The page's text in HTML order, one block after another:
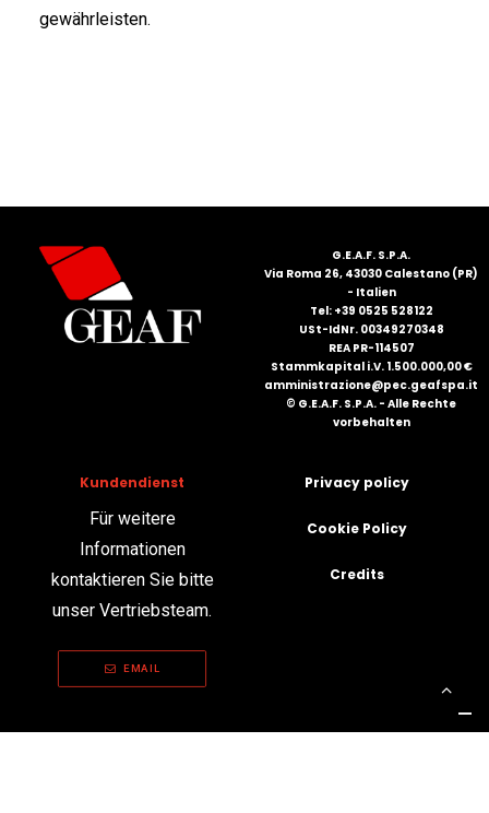
gewährleisten.
G.E.A.F. S.P.A.
Via Roma 26, 43030 Calestano (PR)
- Italien
Tel: +39 0525 528122
USt-IdNr. 00349270348
REA PR-114507
Stammkapital i.V. 1.500.000,00 €
amministrazione@pec.geafspa.it
© G.E.A.F. S.P.A. - Alle Rechte
vorbehalten
Kundendienst
Für weitere
Informationen
kontaktieren Sie bitte
unser Vertriebsteam.
EMAIL
Privacy policy
Cookie Policy
Credits